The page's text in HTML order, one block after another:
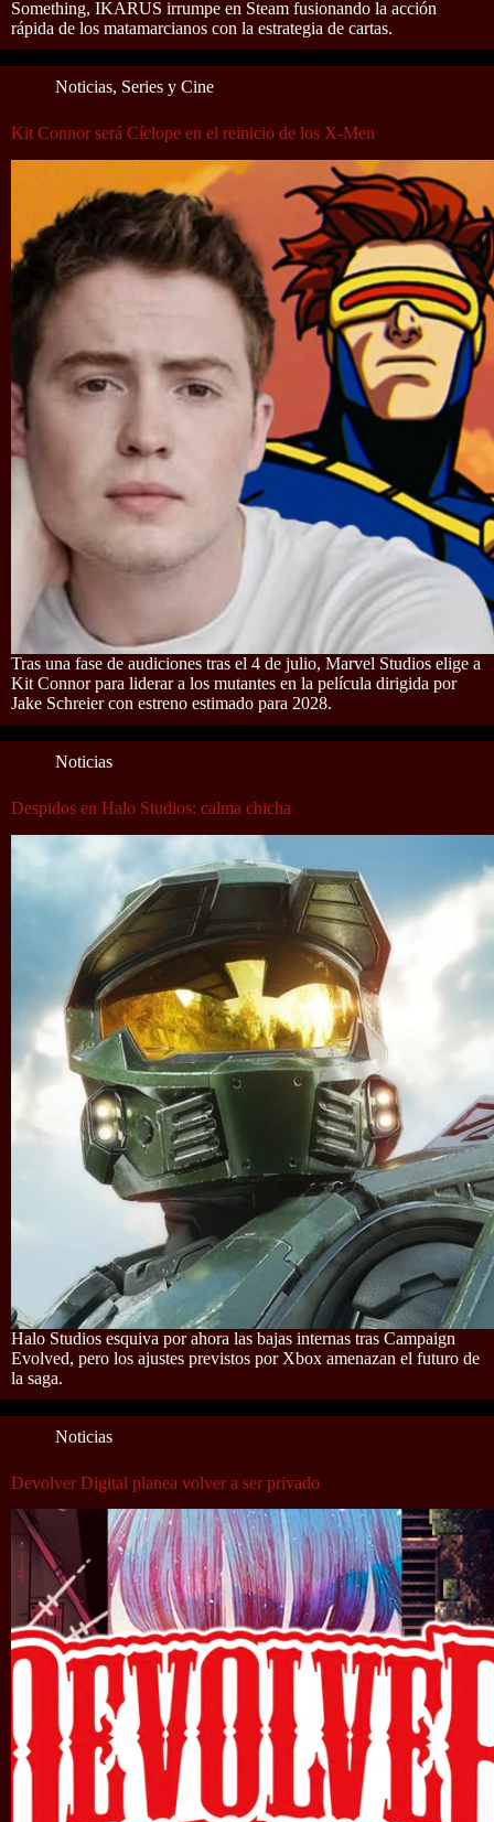
Something, IKARUS irrumpe en Steam fusionando la acción
rápida de los matamarcianos con la estrategia de cartas.
Noticias, Series y Cine
Kit Connor será Cíclope en el reinicio de los X-Men
Tras una fase de audiciones tras el 4 de julio, Marvel Studios elige a
Kit Connor para liderar a los mutantes en la película dirigida por
Jake Schreier con estreno estimado para 2028.
Noticias
Despidos en Halo Studios: calma chicha
Halo Studios esquiva por ahora las bajas internas tras Campaign
Evolved, pero los ajustes previstos por Xbox amenazan el futuro de
la saga.
Noticias
Devolver Digital planea volver a ser privado